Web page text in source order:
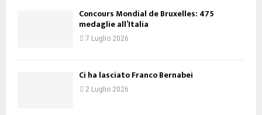
Concours Mondial de Bruxelles: 475
medaglie all’Italia
7 Luglio 2026
Ci ha lasciato Franco Bernabei
2 Luglio 2026